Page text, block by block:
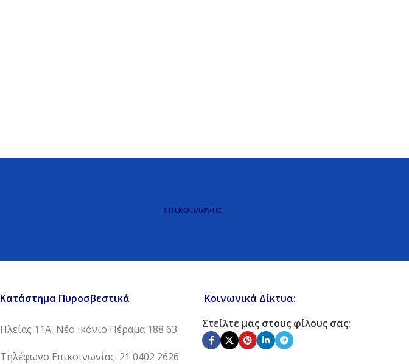
επικοινωνια
Κατάστημα Πυροσβεστικά
Ηλείας 11Α, Νέο Ικόνιο Πέραμα 188 63
Τηλέφωνο Επικοινωνίας: 21 0402 2626
Κοινωνικά Δίκτυα:
Στείλτε μας στους φίλους σας: